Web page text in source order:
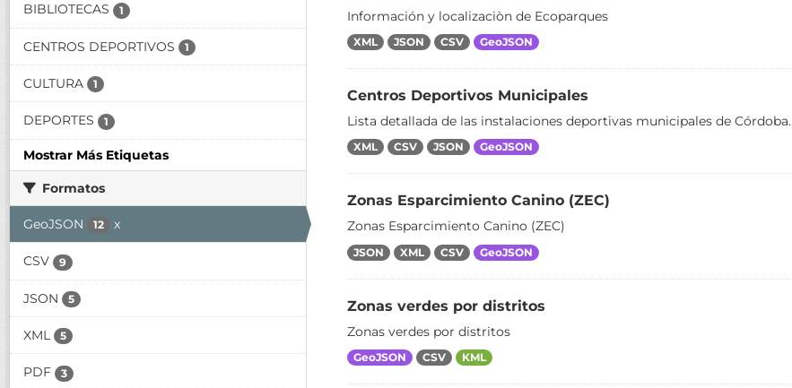
BIBLIOTECAS 1
CENTROS DEPORTIVOS 1
CULTURA 1
DEPORTES 1
Mostrar Más Etiquetas
Formatos
GeoJSON 12 x
CSV 9
JSON 5
XML 5
PDF 3
Información y localizaciòn de Ecoparques
XML JSON CSV GeoJSON
Centros Deportivos Municipales
Lista detallada de las instalaciones deportivas municipales de Córdoba.
XML CSV JSON GeoJSON
Zonas Esparcimiento Canino (ZEC)
Zonas Esparcimiento Canino (ZEC)
JSON XML CSV GeoJSON
Zonas verdes por distritos
Zonas verdes por distritos
GeoJSON CSV KML